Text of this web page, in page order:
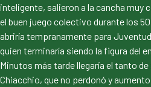
inteligente, salieron a la cancha muy
el buen juego colectivo durante los
abriría tempranamente para
quien terminaría siendo la figura del
Minutos más tarde llegaría el tanto
Chiacchio, que no perdonó y